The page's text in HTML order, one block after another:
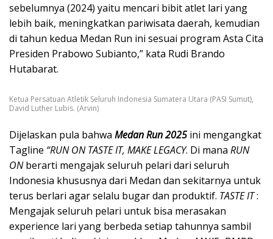
sebelumnya (2024) yaitu mencari bibit atlet lari yang
lebih baik, meningkatkan pariwisata daerah, kemudian
di tahun kedua Medan Run ini sesuai program Asta Cita
Presiden Prabowo Subianto,” kata Rudi Brando
Hutabarat.
Ketua Persatuan Atletik Seluruh Indonesia Sumatera Utara (PASI Sumut),
David Luther Lubis. (Arvin)
Dijelaskan pula bahwa Medan Run 2025ini mengangkat
Tagline “RUN ON TASTE IT, MAKE LEGACY. Di mana RUN
ONberarti mengajak seluruh pelari dari seluruh
Indonesia khususnya dari Medan dan sekitarnya untuk
terus berlari agar selalu bugar dan produktif. TASTE IT:
Mengajak seluruh pelari untuk bisa merasakan
experience lari yang berbeda setiap tahunnya sambil